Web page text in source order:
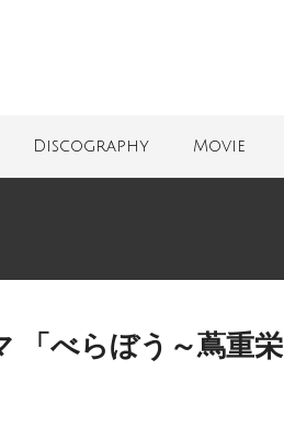
Discography Movie
「べらぼう～蔦重栄